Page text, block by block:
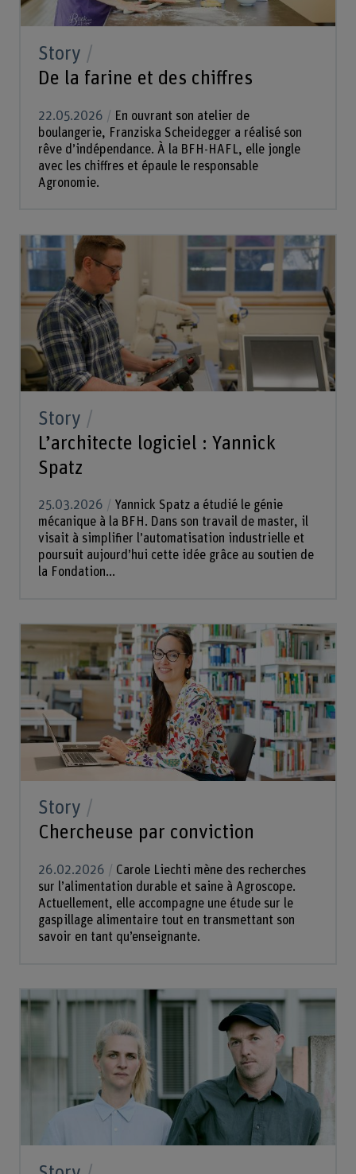
Story
De la farine et des chiffres
22.05.2026
En ouvrant son atelier de
boulangerie, Franziska Scheidegger a réalisé son
rêve d’indépendance. À la BFH-HAFL, elle jongle
avec les chiffres et épaule le responsable
Agronomie.
Story
L’architecte logiciel : Yannick
Spatz
25.03.2026
Yannick Spatz a étudié le génie
mécanique à la BFH. Dans son travail de master, il
visait à simplifier l’automatisation industrielle et
poursuit aujourd’hui cette idée grâce au soutien de
la Fondation...
Story
Chercheuse par conviction
26.02.2026
Carole Liechti mène des recherches
sur l’alimentation durable et saine à Agroscope.
Actuellement, elle accompagne une étude sur le
gaspillage alimentaire tout en transmettant son
savoir en tant qu’enseignante.